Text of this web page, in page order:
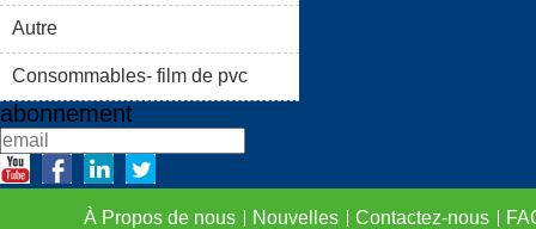
46B (II)
Autre
Consommables- film de pvc
abonnement
À Propos de nous Nouvelles Contactez-nous